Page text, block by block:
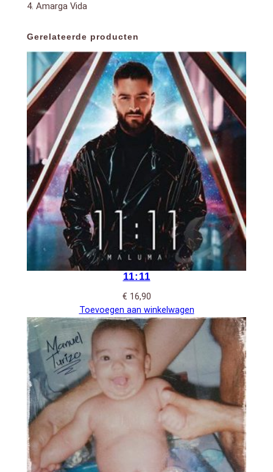
4. Amarga Vida
Gerelateerde producten
11:11
€ 16,90
Toevoegen aan winkelwagen